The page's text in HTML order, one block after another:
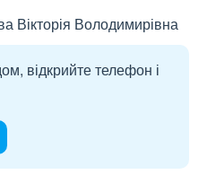
Вікторія Володимирівна
відкрийте телефон і